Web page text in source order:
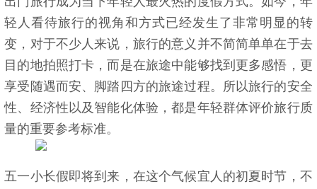
轻人看待旅行的视角和方式已经发生了非常明显的转
变，对于不少人来说，旅行的意义并不简简单单在于去
目的地拍照打卡，而是在旅途中能够找到更多感悟，更
享受随遇而安、脚踏四方的旅途过程。所以旅行的安全
性、经济性以及智能化体验，都是年轻群体评价旅行质
量的重要参考标准。
五一小长假即将到来，在这个气候宜人的初夏时节，不